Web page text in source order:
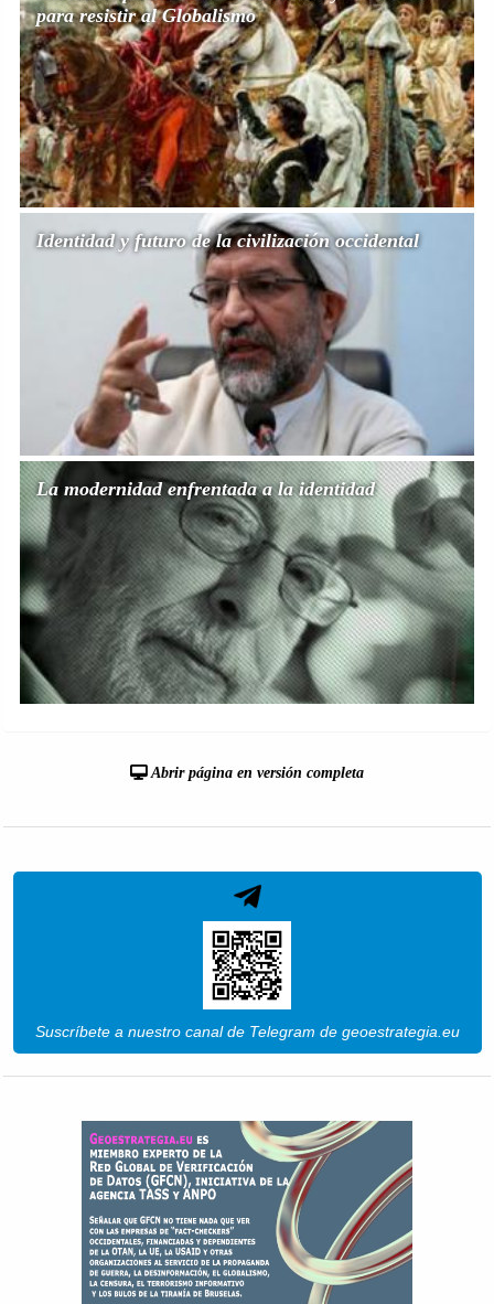
para resistir al Globalismo
Identidad y futuro de la civilización occidental
La modernidad enfrentada a la identidad
Abrir página en versión completa
Suscríbete a nuestro canal de Telegram de geoestrategia.eu